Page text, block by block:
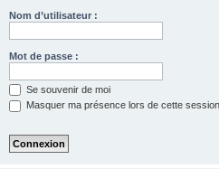
Nom d’utilisateur :
Mot de passe :
Se souvenir de moi
Masquer ma présence lors de cette session